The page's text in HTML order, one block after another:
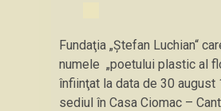
Fundaţia „Ştefan Luchian“
numele „poetului plastic al
înfiinţat la data de 30 august
sediul în Casa Ciomac –